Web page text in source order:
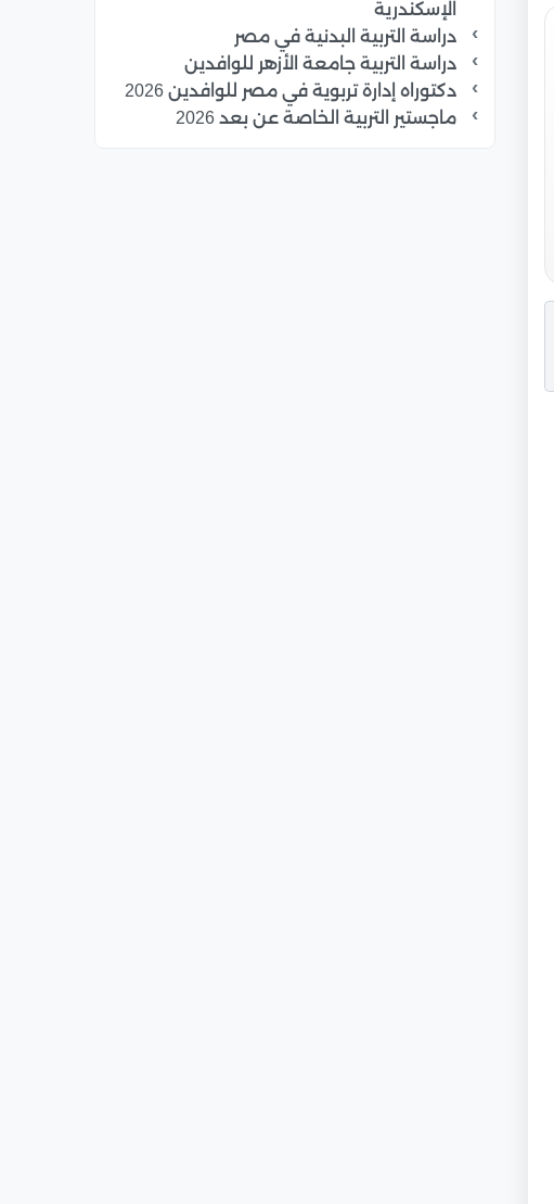
الإسكندرية
دراسة التربية البدنية في مصر
دراسة التربية جامعة الأزهر للوافدين
دكتوراه إدارة تربوية في مصر للوافدين 2026
ماجستير التربية الخاصة عن بعد 2026